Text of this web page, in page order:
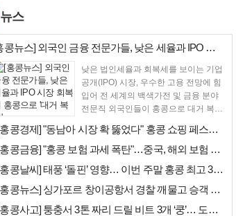
뉴스
[홍콩뉴스] 외국인 금융 전문가들, 낮은 세율과 IPO 시장 회복에 홍콩…
낮은 법인세율과 회복세를 보이는 기업
공개(IPO) 시장, 우수한 고용 전망에 힘
입어 전 세계의 백색가전 및 금융 분야
전문직 외국인들이 홍콩으로 대거 복귀
[홍콩경제] "동남아 시장 확 뚫었다" 홍콩 쇼핑 페스티벌, 매출 대박 …
[홍콩금융] "홍콩 보험 과세 폭탄"…중국, 해외 보험 수익에 20% 세…
[홍콩날씨] 태풍 ‘돌핀’ 영향… 이번 주말 홍콩 최고 36도 폭염 비상
[홍콩뉴스] 싱가포르 창이공항서 경찰 깨물고 승객 폭행한 홍콩 모자, 결…
[홍콩사고] 퉁충서 3톤 짜리 드릴 비트 3개 ‘쿵’… 도로 파손·교통 …